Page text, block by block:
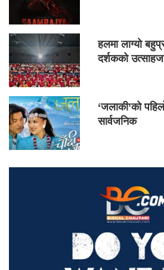
हलमा लाग्यो
दर्शकको
‘जलाकी’को
सार्वजनिक